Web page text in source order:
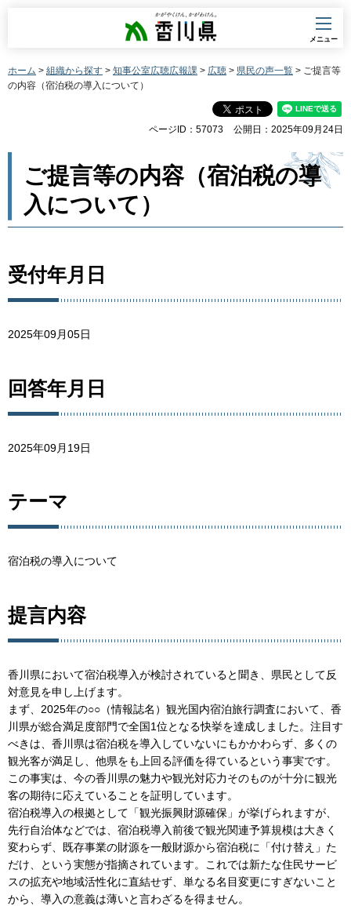
香川県
メニュー
ホーム > 組織から探す > 知事公室広聴広報課 > 広聴 > 県民の声一覧 > ご提言等
の内容（宿泊税の導入について）
ページID：57073 公開日：2025年09月24日
ご提言等の内容（宿泊税の導
入について）
受付年月日
2025年09月05日
回答年月日
2025年09月19日
テーマ
宿泊税の導入について
提言内容
香川県において宿泊税導入が検討されていると聞き、県民として反
対意見を申し上げます。
まず、2025年の○○（情報誌名）観光国内宿泊旅行調査において、香
川県が総合満足度部門で全国1位となる快挙を達成しました。注目す
べきは、香川県は宿泊税を導入していないにもかかわらず、多くの
観光客が満足し、他県をも上回る評価を得ているという事実です。
この事実は、今の香川県の魅力や観光対応力そのものが十分に観光
客の期待に応えていることを証明しています。
宿泊税導入の根拠として「観光振興財源確保」が挙げられますが、
先行自治体などでは、宿泊税導入前後で観光関連予算規模は大きく
変わらず、既存事業の財源を一般財源から宿泊税に「付け替え」た
だけ、という実態が指摘されています。これでは新たな住民サービ
スの拡充や地域活性化に直結せず、単なる名目変更にすぎないこと
から、導入の意義は薄いと言わざるを得ません。